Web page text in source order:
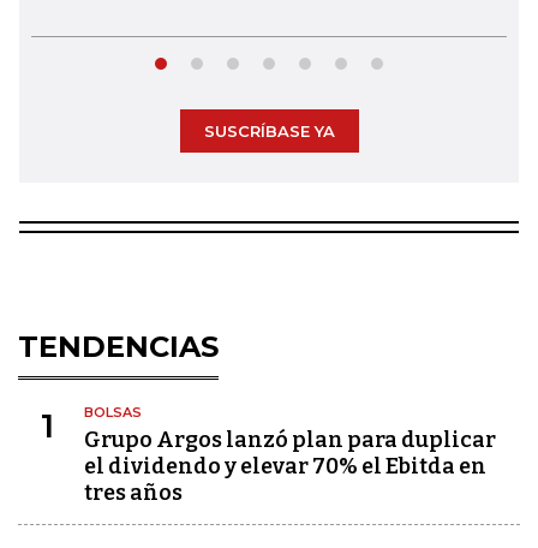
SUSCRÍBASE YA
TENDENCIAS
1 BOLSAS
Grupo Argos lanzó plan para duplicar
el dividendo y elevar 70% el Ebitda en
tres años